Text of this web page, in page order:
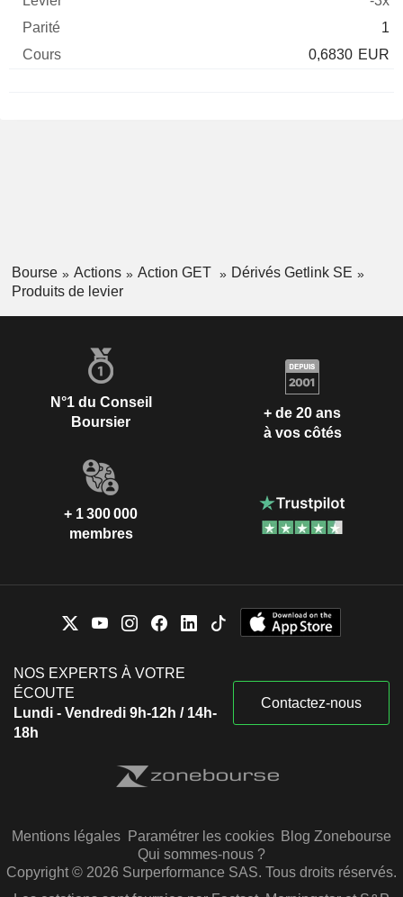
1
0,6830 EUR
Bourse Actions Action GET
Dérivés Getlink SE
Produits de levier
N°1 du Conseil
Boursier
+ de 20 ans
à vos côtés
+ 1 300 000
membres
NOS EXPERTS À VOTRE
ÉCOUTE
Lundi - Vendredi 9h-12h / 14h-
18h
Contactez-nous
Mentions légales Paramétrer les cookies Blog Zonebourse
Qui sommes-nous ?
Copyright © 2026 Surperformance SAS. Tous droits réservés.